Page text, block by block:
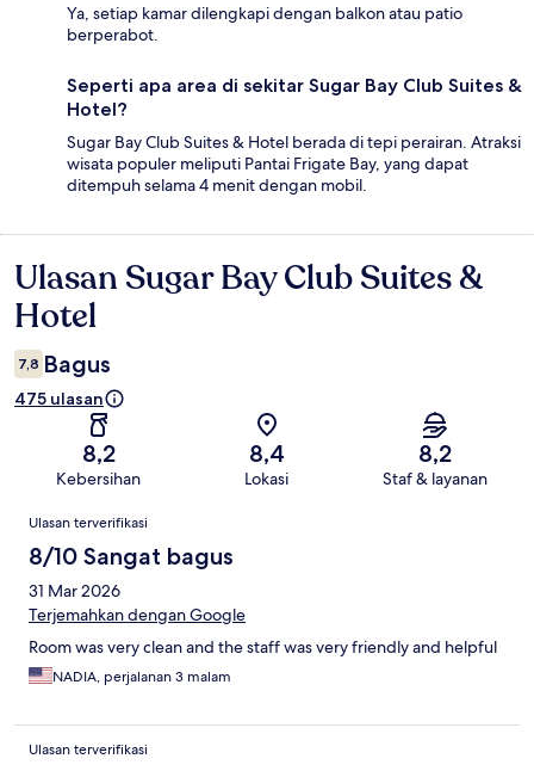
Ya, setiap kamar dilengkapi dengan balkon atau patio
berperabot.
Seperti apa area di sekitar Sugar Bay Club Suites &
Hotel?
Sugar Bay Club Suites & Hotel berada di tepi perairan. Atraksi
wisata populer meliputi Pantai Frigate Bay, yang dapat
ditempuh selama 4 menit dengan mobil.
Ulasan
Ulasan Sugar Bay Club Suites &
Hotel
7,8 Bagus
475 ulasan
8,2
Kebersihan
8,4
Lokasi
8,2
Staf & layanan
Ulasan
Ulasan terverifikasi
8/10 Sangat bagus
31 Mar 2026
Terjemahkan dengan Google
Room was very clean and the staff was very friendly and helpful
NADIA, perjalanan 3 malam
Ulasan terverifikasi